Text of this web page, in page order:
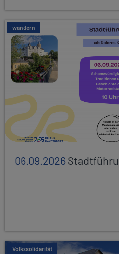
wandern
06.09.2026
Volkssolidarität